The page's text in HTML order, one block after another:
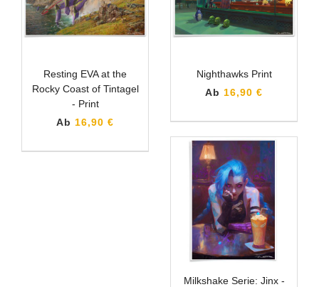
Resting EVA at the
Rocky Coast of Tintagel
- Print
Ab 16,90 €
Nighthawks Print
Ab 16,90 €
Milkshake Serie: Jinx -